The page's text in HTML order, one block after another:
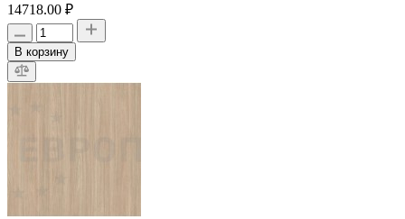
14718.00 ₽
В корзину